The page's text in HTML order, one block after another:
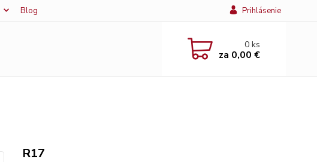
Blog Prihlásenie
0ks
za 0,00 €
R17